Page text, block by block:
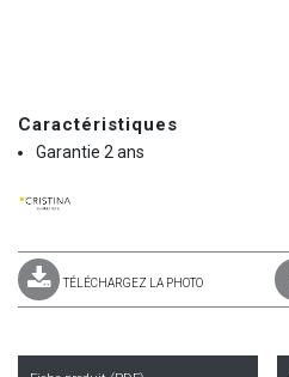
Caractéristiques
Garantie 2 ans
TÉLÉCHARGEZ LA PHOTO